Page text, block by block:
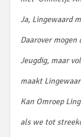
Ja, Lingewaard
Daarover
Jeugdig, maar
maakt
Kan Omroep
als we tot